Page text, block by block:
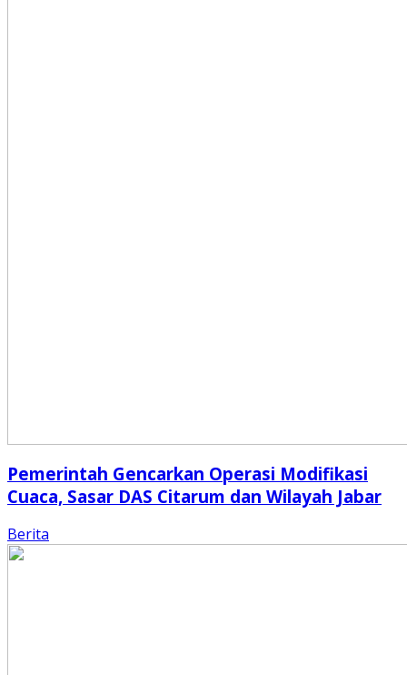
Pemerintah Gencarkan Operasi Modifikasi
Cuaca, Sasar DAS Citarum dan Wilayah Jabar
Berita